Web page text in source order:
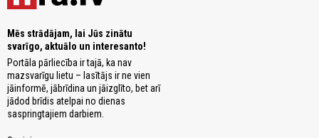
Mēs strādājam, lai Jūs zinātu
svarīgo, aktuālo un interesanto!
Portāla pārliecība ir tajā, ka nav
mazsvarīgu lietu – lasītājs ir ne vien
jāinformē, jābrīdina un jāizglīto, bet arī
jādod brīdis atelpai no dienas
saspringtajiem darbiem.